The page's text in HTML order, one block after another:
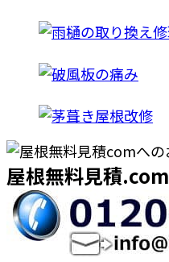
屋根無料見積.com